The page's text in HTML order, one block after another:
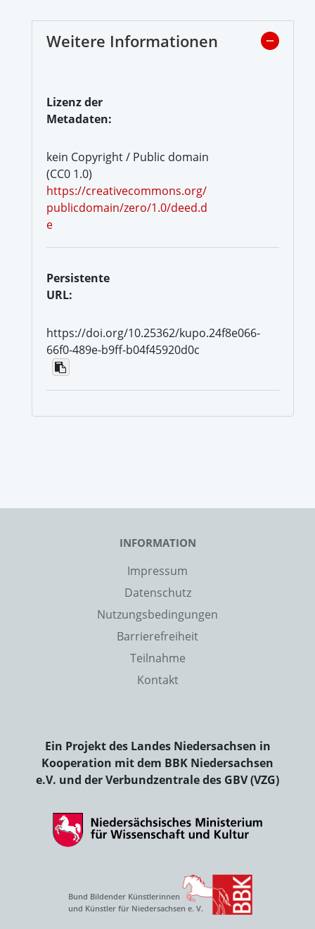
Weitere Informationen
Lizenz der
Metadaten:
kein Copyright / Public domain
(CC0 1.0)
https://creativecommons.org/
publicdomain/zero/1.0/deed.d
e
Persistente
URL:
https://doi.org/10.25362/kupo.24f8e066-
66f0-489e-b9ff-b04f45920d0c
INFORMATION
Impressum
Datenschutz
Nutzungsbedingungen
Barrierefreiheit
Teilnahme
Kontakt
Ein Projekt des Landes Niedersachsen in
Kooperation mit dem BBK Niedersachsen
e.V. und der Verbundzentrale des GBV (VZG)
Bund Bildender Künstlerinnen
und Künstler für Niedersachsen e. V.